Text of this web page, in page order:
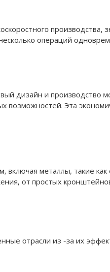
операций
дизайн и
возможностей. Эта
металлы, такие
от простых
отрасли из -за их